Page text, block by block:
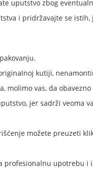
uputstvo zbog
i pridržavajte se
kutiji,
molimo vas, da
jer sadrži veoma
možete preuzeti
profesionalnu upotrebu i